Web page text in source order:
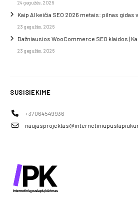
24 gegužės, 2026
Kaip AI keičia SEO 2026 metais: pilnas gidas
23 gegužės, 2026
Dažniausios WooCommerce SEO klaidos |
23 gegužės, 2026
SUSISIEKIME
+37064549936